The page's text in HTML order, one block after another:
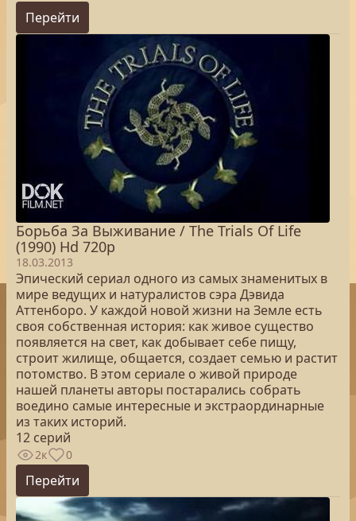
Перейти
Борьба За Выживание / The Trials Of Life
(1990) Hd 720p
18.03.2013
Эпический сериал одного из самых знаменитых в
мире ведущих и натуралистов сэра Дэвида
Аттенборо. У каждой новой жизни на Земле есть
своя собственная история: как живое существо
появляется на свет, как добывает себе пищу,
строит жилище, общается, создает семью и растит
потомство. В этом сериале о живой природе
нашей планеты авторы постарались собрать
воедино самые интересные и экстраординарные
из таких историй.
12 серий
2к 0
Перейти